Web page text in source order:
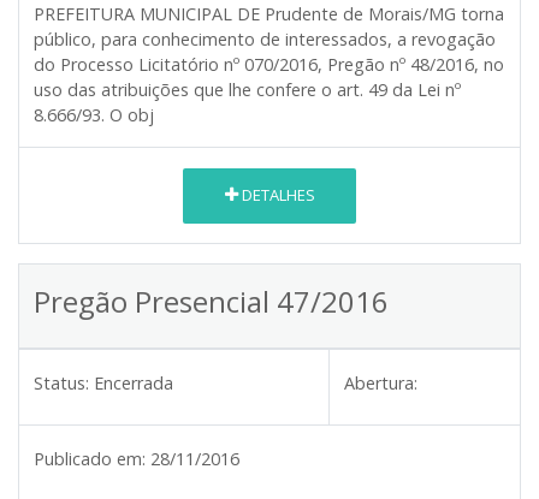
PREFEITURA MUNICIPAL DE Prudente de Morais/MG torna
público, para conhecimento de interessados, a revogação
do Processo Licitatório nº 070/2016, Pregão nº 48/2016, no
uso das atribuições que lhe confere o art. 49 da Lei nº
8.666/93. O obj
DETALHES
Pregão Presencial 47/2016
Status: Encerrada Abertura:
Publicado em: 28/11/2016